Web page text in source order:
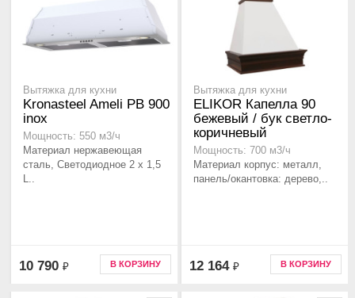
Вытяжка для кухни
Kronasteel Ameli PB 900
inox
Мощность: 550 м3/ч
Материал нержавеющая
сталь, Светодиодное 2 х 1,5
10 790 ₽ В КОРЗИНУ
Вытяжка для кухни
ELIKOR Капелла 90
бежевый / бук светло-
коричневый
Мощность: 700 м3/ч
Материал корпус: металл,
панель/окантовка: дерево,..
12 164 ₽ В КОРЗИНУ